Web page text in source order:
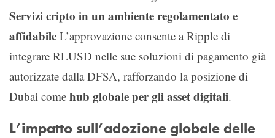
Servizi cripto in un ambiente regolamentato e
affidabile L’approvazione consente a Ripple di
integrare RLUSD nelle sue soluzioni di pagamento già
autorizzate dalla DFSA, rafforzando la posizione di
Dubai come hub globale per gli asset digitali.
L’impatto sull’adozione globale delle